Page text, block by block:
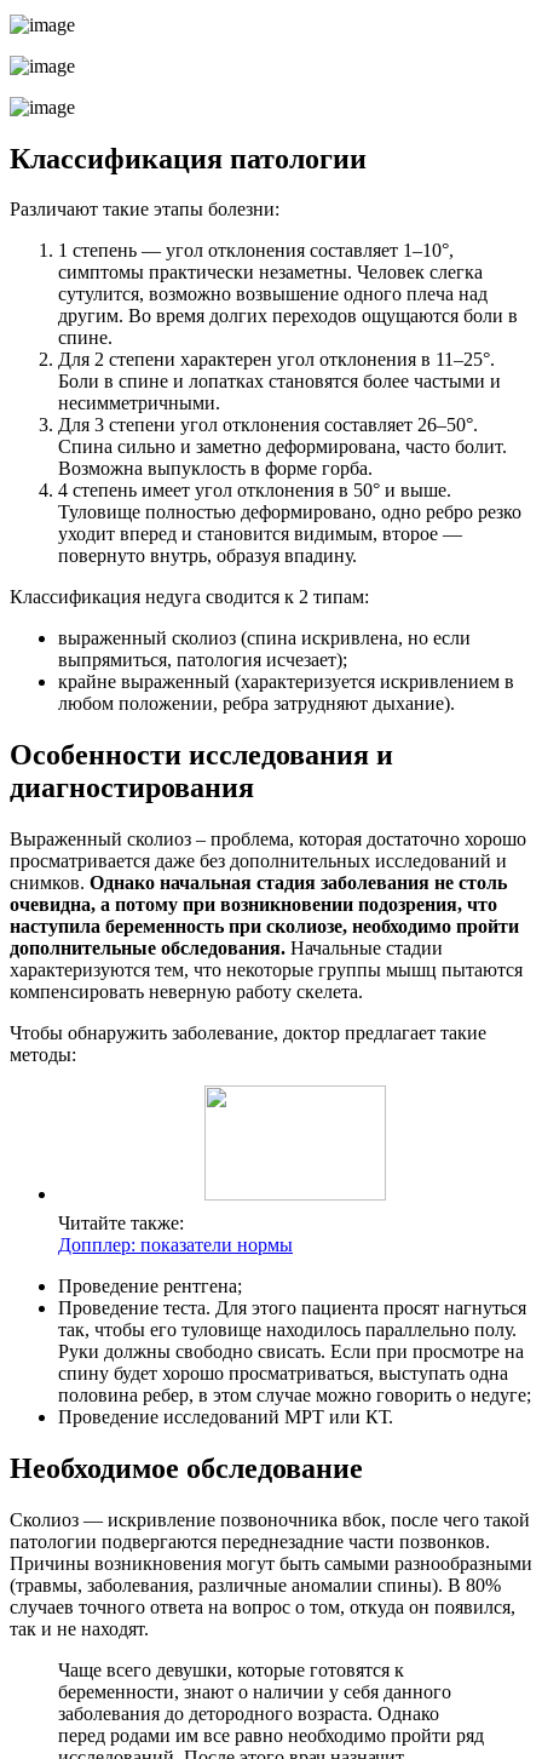
Классификация патологии
Различают такие этапы болезни:
1 степень — угол отклонения составляет 1–10°,
симптомы практически незаметны. Человек слегка
сутулится, возможно возвышение одного плеча над
другим. Во время долгих переходов ощущаются боли в
спине.
Для 2 степени характерен угол отклонения в 11–25°.
Боли в спине и лопатках становятся более частыми и
несимметричными.
Для 3 степени угол отклонения составляет 26–50°.
Спина сильно и заметно деформирована, часто болит.
Возможна выпуклость в форме горба.
4 степень имеет угол отклонения в 50° и выше.
Туловище полностью деформировано, одно ребро резко
уходит вперед и становится видимым, второе —
повернуто внутрь, образуя впадину.
Классификация недуга сводится к 2 типам:
выраженный сколиоз (спина искривлена, но если
выпрямиться, патология исчезает);
крайне выраженный (характеризуется искривлением в
любом положении, ребра затрудняют дыхание).
Особенности исследования и
диагностирования
Выраженный сколиоз – проблема, которая достаточно хорошо
просматривается даже без дополнительных исследований и
снимков. Однако начальная стадия заболевания не столь
очевидна, а потому при возникновении подозрения, что
наступила беременность при сколиозе, необходимо пройти
дополнительные обследования. Начальные стадии
характеризуются тем, что некоторые группы мышц пытаются
компенсировать неверную работу скелета.
Чтобы обнаружить заболевание, доктор предлагает такие
методы:
Читайте также:
Допплер: показатели нормы
Проведение рентгена;
Проведение теста. Для этого пациента просят нагнуться
так, чтобы его туловище находилось параллельно полу.
Руки должны свободно свисать. Если при просмотре на
спину будет хорошо просматриваться, выступать одна
половина ребер, в этом случае можно говорить о недуге;
Проведение исследований МРТ или КТ.
Необходимое обследование
Сколиоз — искривление позвоночника вбок, после чего такой
патологии подвергаются переднезадние части позвонков.
Причины возникновения могут быть самыми разнообразными
(травмы, заболевания, различные аномалии спины). В 80%
случаев точного ответа на вопрос о том, откуда он появился,
так и не находят.
Чаще всего девушки, которые готовятся к
беременности, знают о наличии у себя данного
заболевания до детородного возраста. Однако
перед родами им все равно необходимо пройти ряд